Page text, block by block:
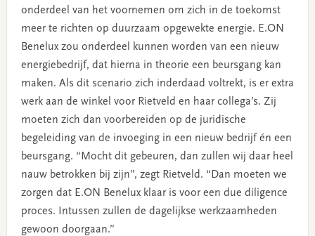
onderdeel van het voornemen om zich in de toekomst
meer te richten op duurzaam opgewekte energie. E.ON
Benelux zou onderdeel kunnen worden van een nieuw
energiebedrijf, dat hierna in theorie een beursgang kan
maken. Als dit scenario zich inderdaad voltrekt, is er extra
werk aan de winkel voor Rietveld en haar collega’s. Zij
moeten zich dan voorbereiden op de juridische
begeleiding van de invoeging in een nieuw bedrijf én een
beursgang. “Mocht dit gebeuren, dan zullen wij daar heel
nauw betrokken bij zijn”, zegt Rietveld. “Dan moeten we
zorgen dat E.ON Benelux klaar is voor een due diligence
proces. Intussen zullen de dagelijkse werkzaamheden
gewoon doorgaan.”